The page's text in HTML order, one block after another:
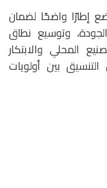
إطارًا واضحًا لضمان
وتوسيع نطاق
المحلي والابتكار
بين أولويات